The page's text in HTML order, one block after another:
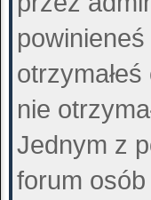
nie
Jednym z
forum